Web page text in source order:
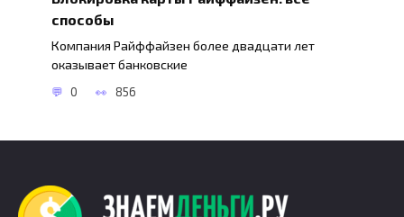
способы
Компания Райффайзен более двадцати лет
оказывает банковские
0 856